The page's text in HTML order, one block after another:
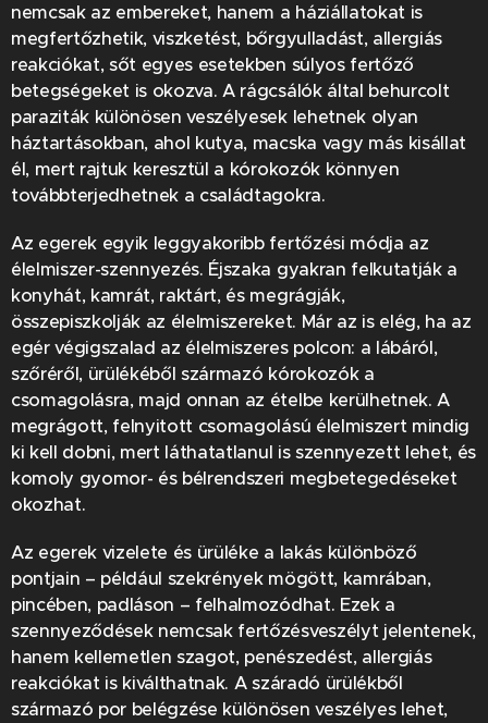
nemcsak az embereket, hanem a háziállatokat is
megfertőzhetik, viszketést, bőrgyulladást, allergiás
reakciókat, sőt egyes esetekben súlyos fertőző
betegségeket is okozva. A rágcsálók által behurcolt
paraziták különösen veszélyesek lehetnek olyan
háztartásokban, ahol kutya, macska vagy más kisállat
él, mert rajtuk keresztül a kórokozók könnyen
továbbterjedhetnek a családtagokra.
Az egerek egyik leggyakoribb fertőzési módja az
élelmiszer-szennyezés. Éjszaka gyakran felkutatják a
konyhát, kamrát, raktárt, és megrágják,
összepiszkolják az élelmiszereket. Már az is elég, ha az
egér végigszalad az élelmiszeres polcon: a lábáról,
szőréről, ürülékéből származó kórokozók a
csomagolásra, majd onnan az ételbe kerülhetnek. A
megrágott, felnyitott csomagolású élelmiszert mindig
ki kell dobni, mert láthatatlanul is szennyezett lehet, és
komoly gyomor- és bélrendszeri megbetegedéseket
okozhat.
Az egerek vizelete és ürüléke a lakás különböző
pontjain – például szekrények mögött, kamrában,
pincében, padláson – felhalmozódhat. Ezek a
szennyeződések nemcsak fertőzésveszélyt jelentenek,
hanem kellemetlen szagot, penészedést, allergiás
reakciókat is kiválthatnak. A száradó ürülékből
származó por belégzése különösen veszélyes lehet,